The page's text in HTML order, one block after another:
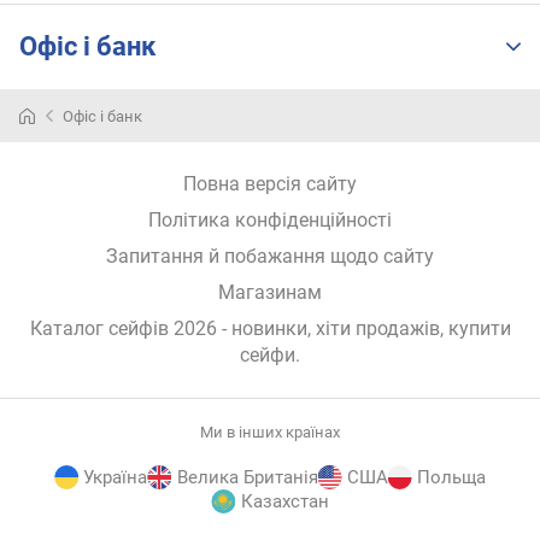
Офіс і банк
Напевно,
які
поза
людей.
Офіс і банк
Повна версія сайту
Політика конфіденційності
Запитання й побажання щодо сайту
Магазинам
Каталог сейфів 2026 - новинки, хіти продажів, купити
сейфи.
Ми в інших країнах
Україна Велика Британія США
Польща
Казахстан